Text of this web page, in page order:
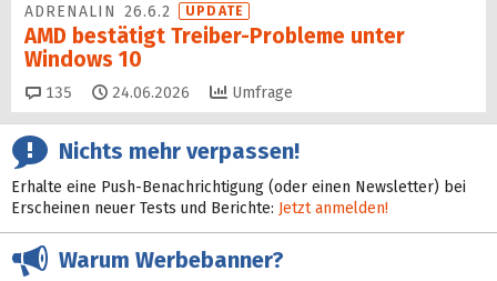
ADRENALIN 26.6.2 UPDATE
AMD bestätigt Treiber-Probleme unter
Windows 10
135 Kommentare
24.06.2026 Umfrage
Nichts mehr verpassen!
Erhalte eine Push-Benachrichtigung (oder einen Newsletter) bei
Erscheinen neuer Tests und Berichte: Jetzt anmelden!
Warum Werbebanner?